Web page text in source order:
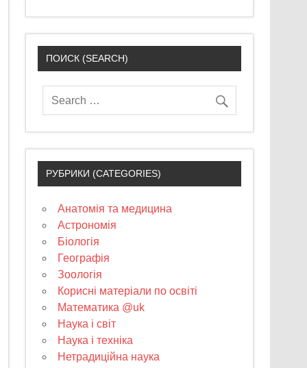
ПОИСК (SEARCH)
РУБРИКИ (CATEGORIES)
Анатомія та медицина
Астрономія
Біологія
Географія
Зоологія
Корисні матеріали по освіті
Математика @uk
Наука і світ
Наука і техніка
Нетрадиційна наука